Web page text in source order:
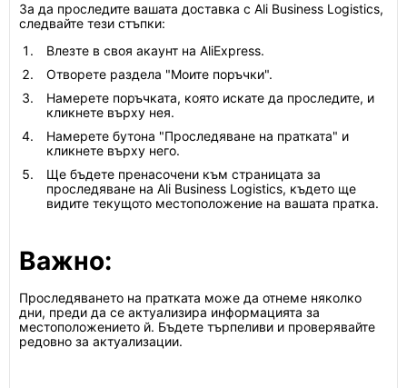
За да проследите вашата доставка с Ali Business Logistics,
следвайте тези стъпки:
Влезте в своя акаунт на AliExpress.
Отворете раздела "Моите поръчки".
Намерете поръчката, която искате да проследите, и
кликнете върху нея.
Намерете бутона "Проследяване на пратката" и
кликнете върху него.
Ще бъдете пренасочени към страницата за
проследяване на Ali Business Logistics, където ще
видите текущото местоположение на вашата пратка.
Важно:
Проследяването на пратката може да отнеме няколко
дни, преди да се актуализира информацията за
местоположението й. Бъдете търпеливи и проверявайте
редовно за актуализации.